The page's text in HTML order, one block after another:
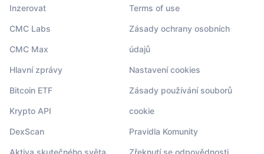
Inzerovat
CMC Labs
CMC Max
Hlavní zprávy
Bitcoin ETF
Krypto API
DexScan
Aktiva skutečného světa
Terms of use
Zásady ochrany osobních
údajů
Nastavení cookies
Zásady používání souborů
cookie
Pravidla Komunity
Zřeknutí se odpovědnosti